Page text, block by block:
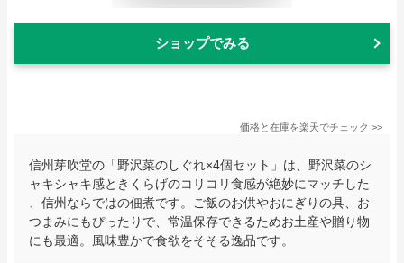
ショップでみる
価格と在庫を楽天でチェック >>
信州芽吹堂の「野沢菜のしぐれ×4個セット」は、野沢菜のシ
ャキシャキ感ときくらげのコリコリ食感が絶妙にマッチした
、信州ならではの佃煮です。ご飯のお供やおにぎりの具、お
つまみにもぴったりで、常温保存できるためお土産や贈り物
にも最適。風味豊かで食欲をそそる逸品です。